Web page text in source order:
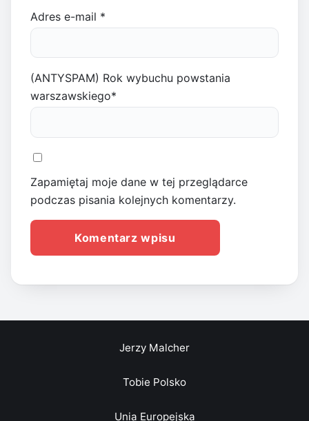
Adres e-mail *
(ANTYSPAM) Rok wybuchu powstania
warszawskiego*
Zapamiętaj moje dane w tej przeglądarce
podczas pisania kolejnych komentarzy.
Jerzy Malcher
Tobie Polsko
Unia Europejska